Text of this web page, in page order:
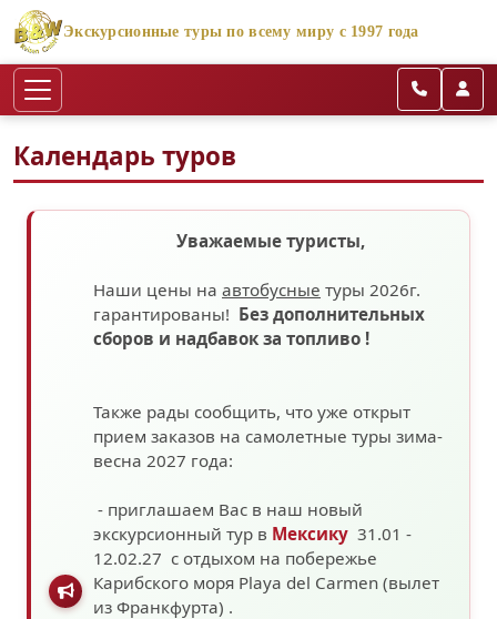
Экскурсионные туры по всему миру с 1997 года
Календарь туров
Уважаемые туристы,
Наши цены на автобусные туры 2026г.
гарантированы! Без дополнительных
сборов и надбавок за топливо !
Также рады сообщить, что уже открыт
прием заказов на самолетные туры зима-
весна 2027 года:
- приглашаем Вас в наш новый
экскурсионный тур в Мексику 31.01 -
12.02.27 с отдыхом на побережье
Карибского моря Playa del Carmen (вылет
из Франкфурта) .